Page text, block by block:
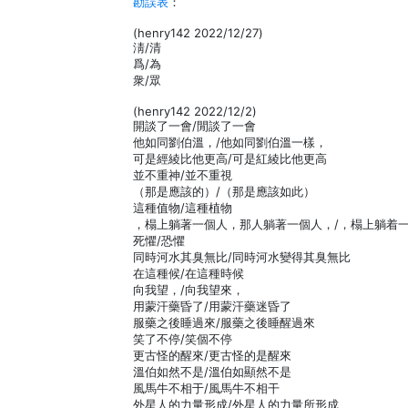
(henry142 2022/12/27)
淸/清
爲/為
衆/眾
(henry142 2022/12/2)
開談了一會/閒談了一會
他如同劉伯溫，/他如同劉伯溫一樣，
可是經綾比他更高/可是紅綾比他更高
並不重神/並不重視
（那是應該的）/（那是應該如此）
這種值物/這種植物
，榻上躺著一個人，那人躺著一個人，/，榻上躺着
死懼/恐懼
同時河水其臭無比/同時河水變得其臭無比
在這種候/在這種時候
向我望，/向我望來，
用蒙汗藥昏了/用蒙汗藥迷昏了
服藥之後睡過來/服藥之後睡醒過來
笑了不停/笑個不停
更古怪的醒來/更古怪的是醒來
溫伯如然不是/溫伯如顯然不是
風馬牛不相于/風馬牛不相干
外星人的力量形成/外星人的力量所形成